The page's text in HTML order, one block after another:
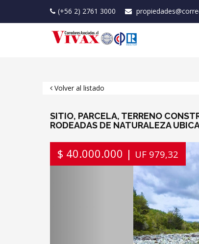
(+56 2) 2761 3000
Volver al listado
SITIO, PARCELA, TERRENO
RODEADAS DE NATURALEZA
$ 40.000.000 | UF 979,32
Previous